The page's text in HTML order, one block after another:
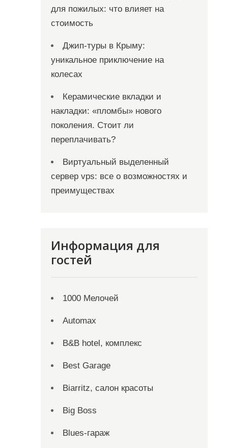
для пожилых: что влияет на
стоимость
Джип-туры в Крыму:
уникальное приключение на
колесах
Керамические вкладки и
накладки: «пломбы» нового
поколения. Стоит ли
переплачивать?
Виртуальный выделенный
сервер vps: все о возможностях и
преимуществах
Информация для
гостей
1000 Мелочей
Automax
B&B hotel, комплекс
Best Garage
Biarritz, салон красоты
Big Boss
Blues-гараж